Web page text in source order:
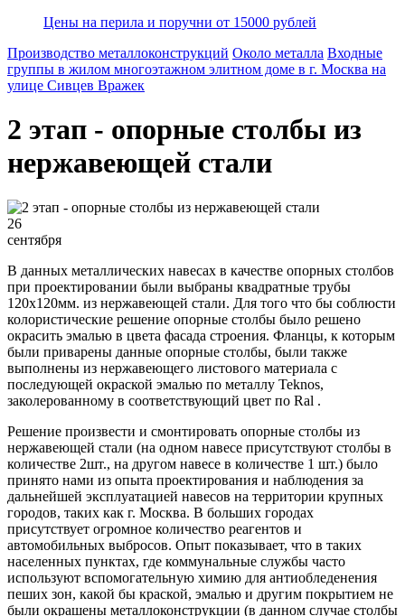
Цены на перила и поручни от 15000 рублей
Производство металлоконструкций Около металла Входные
группы в жилом многоэтажном элитном доме в г. Москва на
улице Сивцев Вражек
2 этап - опорные столбы из
нержавеющей стали
26
сентября
В данных металлических навесах в качестве опорных столбов
при проектировании были выбраны квадратные трубы
120х120мм. из нержавеющей стали. Для того что бы соблюсти
колористические решение опорные столбы было решено
окрасить эмалью в цвета фасада строения. Фланцы, к которым
были приварены данные опорные столбы, были также
выполнены из нержавеющего листового материала с
последующей окраской эмалью по металлу Teknos,
заколерованному в соответствующий цвет по Ral .
Решение произвести и смонтировать опорные столбы из
нержавеющей стали (на одном навесе присутствуют столбы в
количестве 2шт., на другом навесе в количестве 1 шт.) было
принято нами из опыта проектирования и наблюдения за
дальнейшей эксплуатацией навесов на территории крупных
городов, таких как г. Москва. В больших городах
присутствует огромное количество реагентов и
автомобильных выбросов. Опыт показывает, что в таких
населенных пунктах, где коммунальные службы часто
используют вспомогательную химию для антиобледенения
пеших зон, какой бы краской, эмалью и другим покрытием не
были окрашены металлоконструкции (в данном случае столбы